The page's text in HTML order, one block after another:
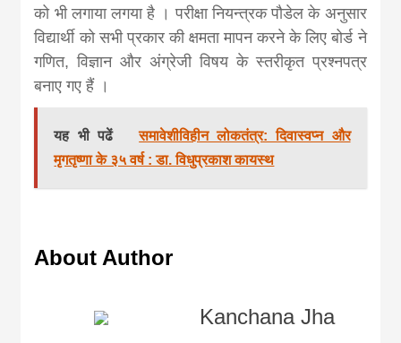
को भी लगाया लगया है । परीक्षा नियन्त्रक पौडेल के अनुसार
विद्यार्थी को सभी प्रकार की क्षमता मापन करने के लिए बोर्ड ने
गणित, विज्ञान और अंग्रेजी विषय के स्तरीकृत प्रश्नपत्र
बनाए गए हैं ।
यह भी पढें
समावेशीविहीन लोकतंत्र: दिवास्वप्न और
मृगतृष्णा के ३५ वर्ष : डा. विधुप्रकाश कायस्थ
About Author
Kanchana Jha